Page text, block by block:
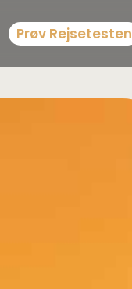
Prøv Rejsetesten